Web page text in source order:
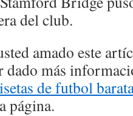
del club.
amado este
dado más
de futbol
página.